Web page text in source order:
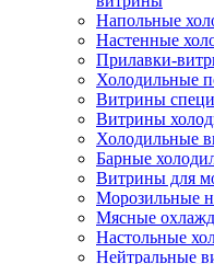
Напольные
Настенные
Прилавки-
Холодильные
Витрины
Витрины
Холодильные
Барные
Витрины для
Морозильные
Мясные
Настольные
Нейтральные